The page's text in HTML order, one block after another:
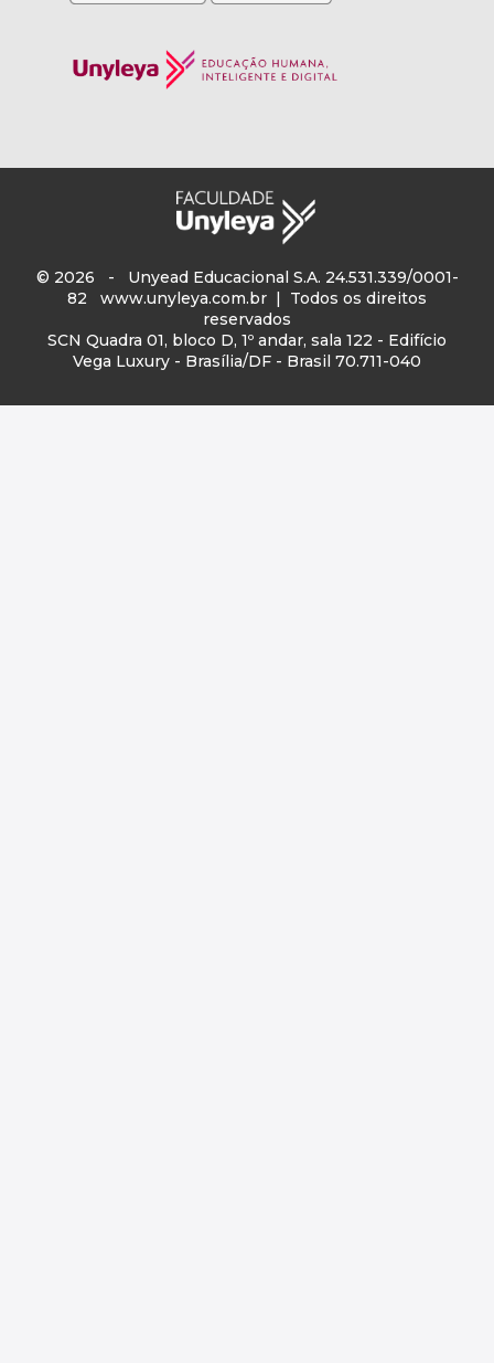
© 2026 - Unyead Educacional S.A. 24.531.339/0001-
82 www.unyleya.com.br | Todos os direitos
reservados
SCN Quadra 01, bloco D, 1º andar, sala 122 - Edifício
Vega Luxury - Brasília/DF - Brasil 70.711-040